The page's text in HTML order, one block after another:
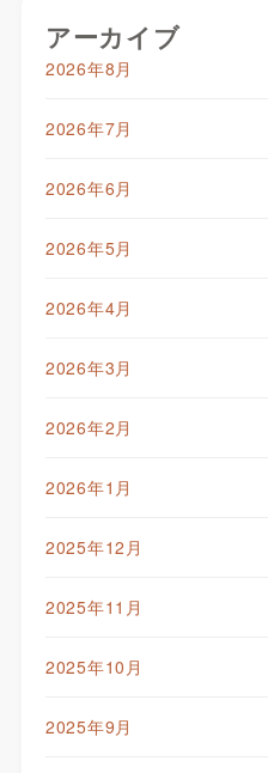
アーカイブ
2026年8月
2026年7月
2026年6月
2026年5月
2026年4月
2026年3月
2026年2月
2026年1月
2025年12月
2025年11月
2025年10月
2025年9月